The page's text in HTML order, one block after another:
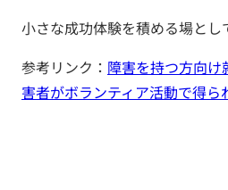
小さな成功体験を積める場とし
参考リンク： 障害を持つ方向
害者がボランティア活動で得ら